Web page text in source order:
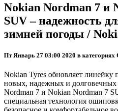
Nokian Nordman 7 и
SUV – надежность
зимней погоды /
Пт Январь 27 03:00 2020 в
Nokian Tyres обновляет линейку
новых, надежных и
Nordman 7 и Nokian Nordman 7
специальная технология